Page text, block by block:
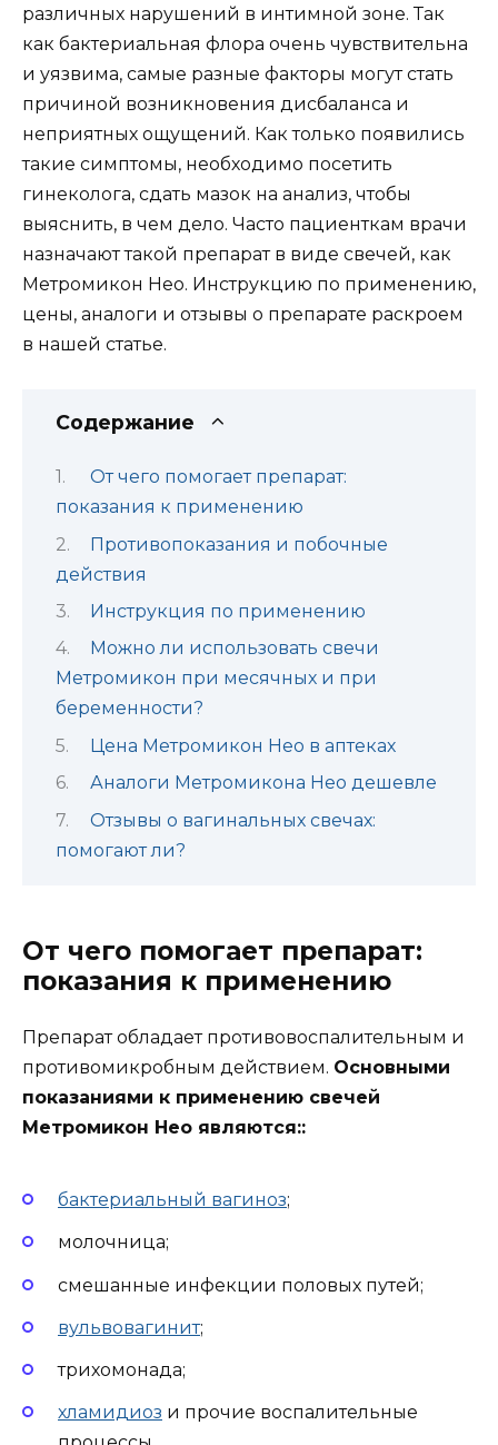
различных нарушений в интимной зоне. Так
как бактериальная флора очень чувствительна
и уязвима, самые разные факторы могут стать
причиной возникновения дисбаланса и
неприятных ощущений. Как только появились
такие симптомы, необходимо посетить
гинеколога, сдать мазок на анализ, чтобы
выяснить, в чем дело. Часто пациенткам врачи
назначают такой препарат в виде свечей, как
Метромикон Нео. Инструкцию по применению,
цены, аналоги и отзывы о препарате раскроем
в нашей статье.
Содержание
От чего помогает препарат:
показания к применению
Противопоказания и побочные
действия
Инструкция по применению
Можно ли использовать свечи
Метромикон при месячных и при
беременности?
Цена Метромикон Нео в аптеках
Аналоги Метромикона Нео дешевле
Отзывы о вагинальных свечах:
помогают ли?
От чего помогает препарат:
показания к применению
Препарат обладает противовоспалительным и
противомикробным действием. Основными
показаниями к применению свечей
Метромикон Нео являются::
бактериальный вагиноз;
молочница;
смешанные инфекции половых путей;
вульвовагинит;
трихомонада;
хламидиоз и прочие воспалительные